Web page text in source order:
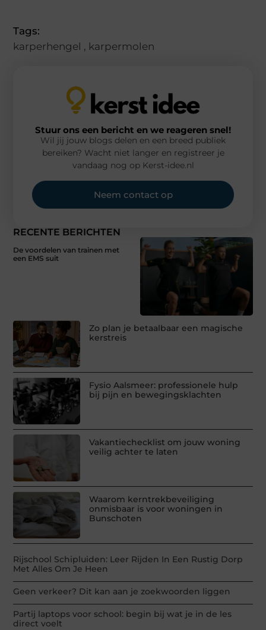
Tags:
karperhengel , karpermolen
RECENTE BERICHTEN
De voordelen van trainen met
een EMS suit
Zo plan je betaalbaar een magische
kerstreis
Fysio Aalsmeer: professionele hulp
bij pijn en bewegingsklachten
Vakantiechecklist om jouw woning
veilig achter te laten
Waarom kerntrekbeveiliging
onmisbaar is voor woningen in
Bunschoten
Rijschool Schipluiden: Leer Rijden In Een Rustig Dorp
Met Alles Om Je Heen
Geen verkeer? Dit kan aan je zoekwoorden liggen
Partij laptops voor school: begin bij wat je in de les
direct voelt
Stuur ons een bericht en we reageren snel!
Wil jij jouw blogs delen en een breed publiek
bereiken? Wacht niet langer en registreer je
vandaag nog op Kerst-idee.nl
Neem contact op